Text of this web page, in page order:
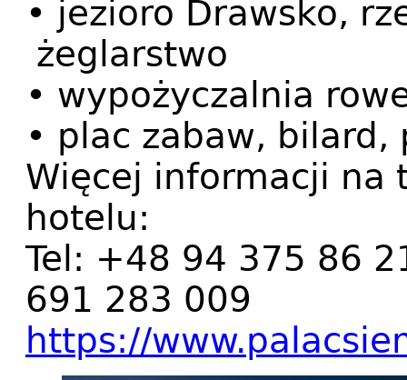
• jezioro Drawsko,
żeglarstwo
• wypożyczalnia
• plac zabaw, bilard,
Więcej informacji na
hotelu:
Tel: +48 94 375 86
691 283 009
https://